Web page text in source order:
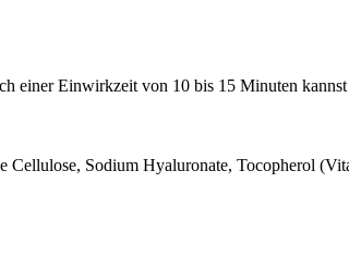
einer Einwirkzeit von 10 bis 15 Minuten
Sodium Hyaluronate, Tocopherol